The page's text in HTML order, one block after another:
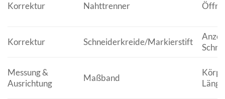
Korrektur Nahttrenner
Korrektur Schneiderkreide/Markierstift
Messung &
Ausrichtung
Maßband